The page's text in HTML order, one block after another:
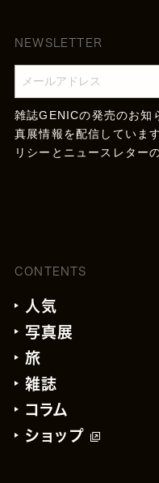
NEWSLETTER
雑誌GENICの発売のお知
真展情報を配信していま
リシー とニュースレター
CONTENTS
人気
写真展
旅
雑誌
コラム
ショップ